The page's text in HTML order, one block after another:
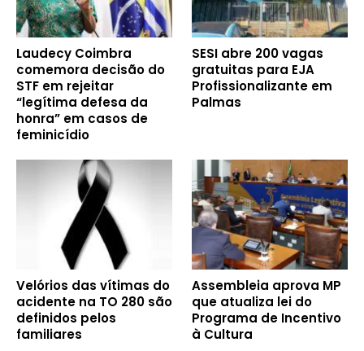
Laudecy Coimbra
comemora decisão do
STF em rejeitar
“legítima defesa da
honra” em casos de
feminicídio
SESI abre 200 vagas
gratuitas para EJA
Profissionalizante em
Palmas
Velórios das vítimas do
acidente na TO 280 são
definidos pelos
familiares
Assembleia aprova MP
que atualiza lei do
Programa de Incentivo
à Cultura